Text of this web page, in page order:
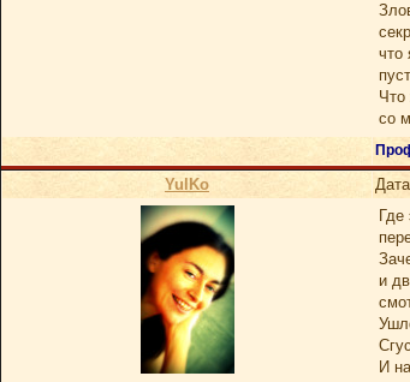
что
Что
со
YulKo
Где
и
И